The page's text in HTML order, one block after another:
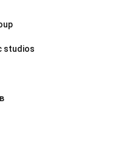
studios